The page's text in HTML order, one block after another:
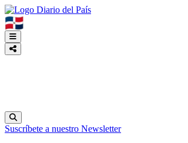
🇩🇴
Suscríbete a nuestro Newsletter